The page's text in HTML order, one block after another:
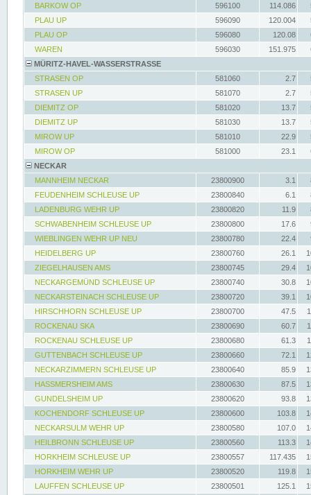
BARKOW OP
596100 114.086
PLAU UP
596090 120.004
PLAU OP
596080 120.08
WAREN
596030 151.975
MÜRITZ-HAVEL-WASSERSTRASSE
STRASEN OP
581060 2.7
STRASEN UP
581070 2.7
DIEMITZ OP
581020 13.7
DIEMITZ UP
581030 13.7
MIROW UP
581010 22.9
MIROW OP
581000 23.1
NECKAR
MANNHEIM NECKAR
23800900 3.1
FEUDENHEIM SCHLEUSE UP
23800840 6.1
LADENBURG WEHR UP
23800820 11.9
SCHWABENHEIM SCHLEUSE UP
23800800 17.6
WIEBLINGEN WEHR UP NEU
23800780 22.4
HEIDELBERG UP
23800760 26.1
ZIEGELHAUSEN AMS
23800745 29.4
NECKARGEMÜND SCHLEUSE UP
23800740 30.8
NECKARSTEINACH SCHLEUSE UP
23800720 39.1
HIRSCHHORN SCHLEUSE UP
23800700 47.5
ROCKENAU SKA
23800690 60.7
ROCKENAU SCHLEUSE UP
23800680 61.3
GUTTENBACH SCHLEUSE UP
23800660 72.1
NECKARZIMMERN SCHLEUSE UP
23800640 85.9
HASSMERSHEIM AMS
23800630 87.5
GUNDELSHEIM UP
23800620 93.8
KOCHENDORF SCHLEUSE UP
23800600 103.8
NECKARSULM WEHR UP
23800580 107.0
HEILBRONN SCHLEUSE UP
23800560 113.3
HORKHEIM SCHLEUSE UP
23800557 117.435
HORKHEIM WEHR UP
23800520 119.8
LAUFFEN SCHLEUSE UP
23800501 125.1